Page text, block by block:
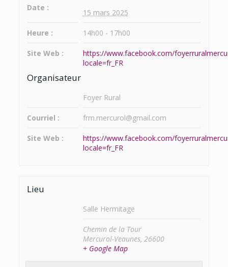
Date :
15 mars 2025
Heure : 14h00 - 17h00
Site Web :
https://www.facebook.com/
locale=fr_FR
Organisateur
Foyer Rural
Courriel : frm.mercurol@gmail.com
Site Web :
https://www.facebook.com/
locale=fr_FR
Lieu
Salle Hermitage
Chemin de la Tour
Mercurol-Veaunes, 26600
+ Google Map